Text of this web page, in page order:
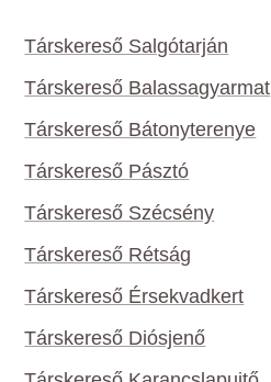
Társkereső Salgótarján
Társkereső Balassagyarmat
Társkereső Bátonyterenye
Társkereső Pásztó
Társkereső Szécsény
Társkereső Rétság
Társkereső Érsekvadkert
Társkereső Diósjenő